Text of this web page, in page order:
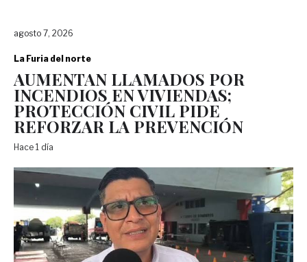
agosto 7, 2026
La Furia del norte
AUMENTAN LLAMADOS POR
INCENDIOS EN VIVIENDAS;
PROTECCIÓN CIVIL PIDE
REFORZAR LA PREVENCIÓN
Hace 1 día